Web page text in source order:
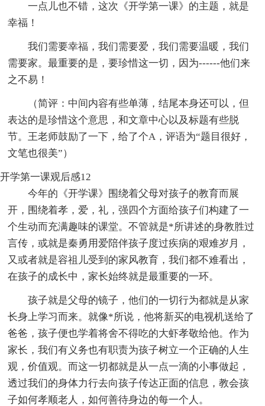
一点儿也不错，这次《开学第一课》的主题，就是
幸福！
我们需要幸福，我们需要爱，我们需要温暖，我们
需要家。最重要的是，要珍惜这一切，因为------他们来
之不易！
（简评：中间内容有些单薄，结尾本身还可以，但
表达的是珍惜这个意思，和文章中心以及标题有些脱
节。王老师鼓励了一下，给了个A，评语为“题目很好，
文笔也很美”）
开学第一课观后感12
今年的《开学课》围绕着父母对孩子的教育而展
开，围绕着孝，爱，礼，强四个方面给孩子们构建了一
个生动而充满趣味的课堂。不管就是*所讲述的身教胜过
言传，或就是秦勇用爱陪伴孩子度过疾病的艰难岁月，
又或者就是容祖儿受到的家风教育，我们都不难看出，
在孩子的成长中，家长始终就是最重要的一环。
孩子就是父母的镜子，他们的一切行为都就是从家
长身上学习而来。就像*所说，他将新买的电视机送给了
爸爸，孩子便也学着将舍不得吃的大虾孝敬给他。作为
家长，我们有义务也有职责为孩子树立一个正确的人生
观，价值观。而这一切都就是从一点一滴的小事做起，
透过我们的身体力行去向孩子传达正面的信息，教会孩
子如何孝顺老人，如何善待身边的每一个人。